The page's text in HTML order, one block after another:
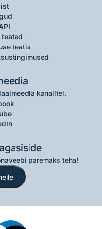
teated
teatis
kanalitel.
paremaks teha!